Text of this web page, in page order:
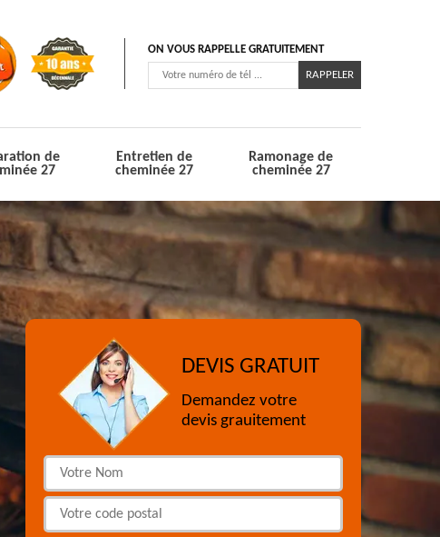
ON VOUS RAPPELLE GRATUITEMENT
de
27
Entretien de
cheminée 27
Ramonage de
cheminée 27
DEVIS GRATUIT
Demandez votre
devis grauitement